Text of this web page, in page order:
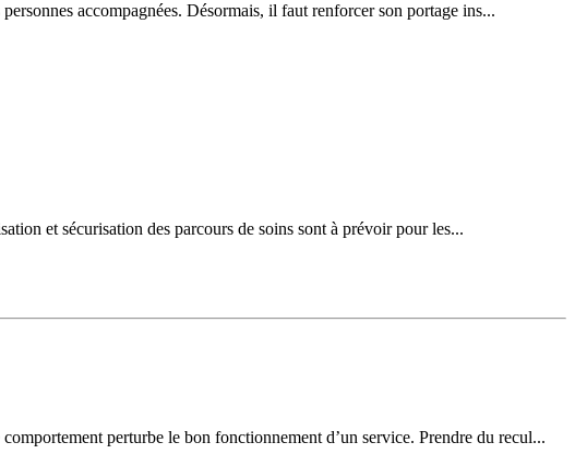
accompagnées. Désormais, il faut renforcer son portage ins...
et sécurisation des parcours de soins sont à prévoir pour les...
perturbe le bon fonctionnement d’un service. Prendre du recul...